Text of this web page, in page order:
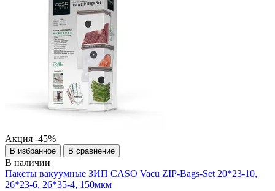
Акция -45%
В избранное В сравнение
В наличии
Пакеты вакуумные ЗИП CASO Vacu ZIP-Bags-Set 20*23-10,
26*23-6, 26*35-4, 150мкм